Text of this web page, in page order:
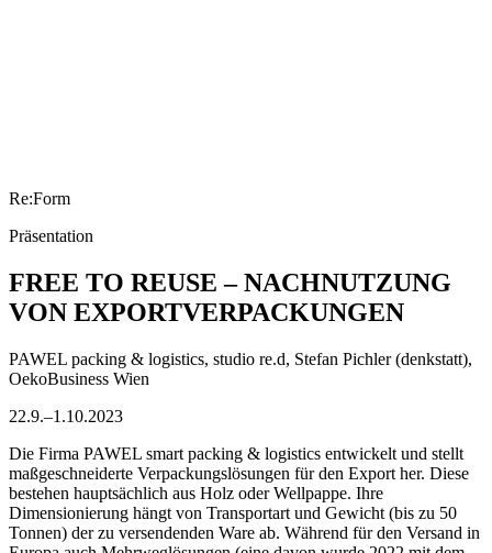
Re:Form
Präsentation
FREE TO REUSE – NACHNUTZUNG
VON EXPORTVERPACKUNGEN
PAWEL packing & logistics, studio re.d, Stefan Pichler (denkstatt),
OekoBusiness Wien
22.9.–1.10.2023
Die Firma PAWEL smart packing & logistics entwickelt und stellt
maßgeschneiderte Verpackungslösungen für den Export her. Diese
bestehen hauptsächlich aus Holz oder Wellpappe. Ihre
Dimensionierung hängt von Transportart und Gewicht (bis zu 50
Tonnen) der zu versendenden Ware ab. Während für den Versand in